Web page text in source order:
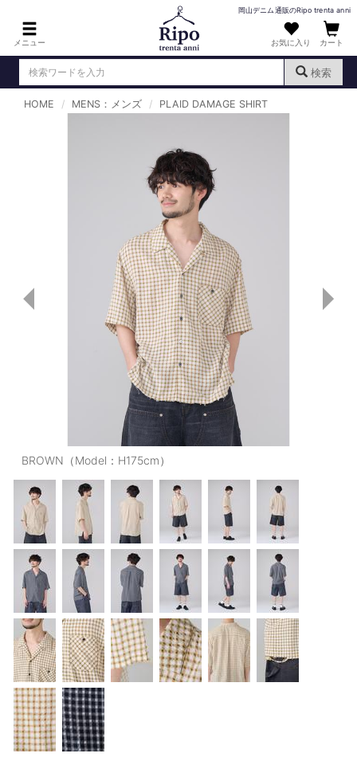
メニュー
岡山デニム通販のRipo trenta anni
お気に入り カート
検索
TOPS : トップス
T-SHIRT : Tシャツ
KNIT : ニット
SHIRT : シャツ
OUTERS : アウター
LADIES : レディース
DENIM : デニム
PANTS/SKIRT : パンツ・スカート
TOPS : トップス
OUTERS : アウター
OUTLET : アウトレット
MENS : メンズ
LADIES : レディース
新規会員登録
お買い物カゴ
ご利用ガイド
HOME MENS：メンズ PLAID DAMAGE SHIRT
BROWN（Model：H175cm）